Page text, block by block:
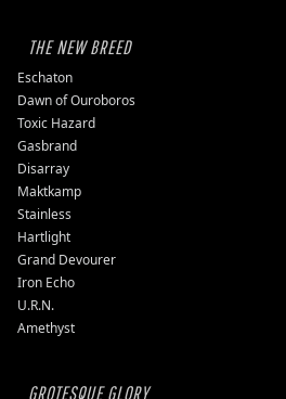
THE NEW BREED
Eschaton
Dawn of Ouroboros
Toxic Hazard
Gasbrand
Disarray
Maktkamp
Stainless
Hartlight
Grand Devourer
Iron Echo
U.R.N.
Amethyst
GROTESQUE GLORY